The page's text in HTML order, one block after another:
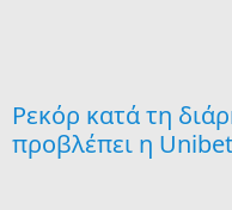
Ρεκόρ κατά τη
προβλέπει η Unibet